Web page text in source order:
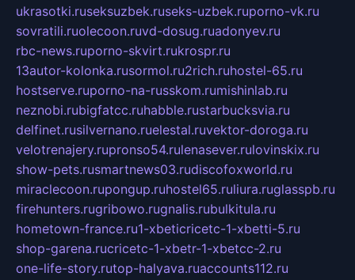
ukrasotki.ruseksuzbek.ruseks-uzbek.ruporno-vk.ru
sovratili.ruolecoon.ruvd-dosug.ruadonyev.ru
rbc-news.ruporno-skvirt.rukrospr.ru
13autor-kolonka.rusormol.ru2rich.ruhostel-65.ru
hostserve.ruporno-na-russkom.rumishinlab.ru
neznobi.rubigfatcc.ruhabble.rustarbucksvia.ru
delfinet.rusilvernano.ruelestal.ruvektor-doroga.ru
velotrenajery.rupronso54.rulenasever.rulovinskix.ru
show-pets.rusmartnews03.rudiscofoxworld.ru
miraclecoon.rupongup.ruhostel65.ruliura.ruglasspb.ru
firehunters.rugribowo.rugnalis.rubulkitula.ru
hometown-france.ru1-xbeticricetc-1-xbetti-5.ru
shop-garena.rucricetc-1-xbetr-1-xbetcc-2.ru
one-life-story.rutop-halyava.ruaccounts112.ru